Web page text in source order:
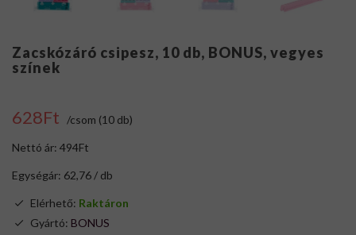
Zacskózáró csipesz, 10 db, BONUS, vegyes
színek
628Ft /csom (10 db)
Nettó ár: 494Ft
Egységár: 62,76 / db
Elérhető: Raktáron
Gyártó: BONUS